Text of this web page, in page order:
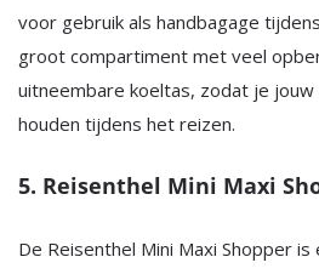
voor gebruik als handbagage
groot compartiment met veel
uitneembare koeltas, zodat je jouw
houden tijdens het reizen.
5. Reisenthel Mini Maxi
De Reisenthel Mini Maxi Shopper